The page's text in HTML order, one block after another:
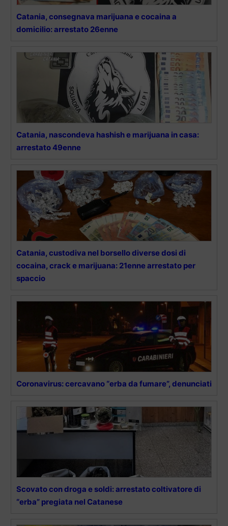
Catania, consegnava marijuana e cocaina a
domicilio: arrestato 26enne
Catania, nascondeva hashish e marijuana in casa:
arrestato 49enne
Catania, custodiva nel borsello diverse dosi di
cocaina, crack e marijuana: 21enne arrestato per
spaccio
Coronavirus: cercavano “erba da fumare”, denunciati
Scovato con droga e soldi: arrestato coltivatore di
“erba” pregiata nel Catanese